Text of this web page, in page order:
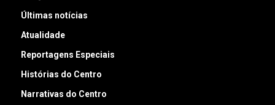
Últimas notícias
Atualidade
Reportagens Especiais
Histórias do Centro
Narrativas do Centro